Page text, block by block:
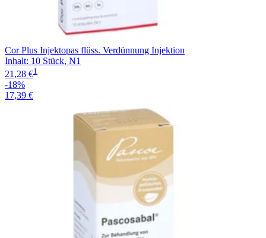
Cor Plus Injektopas flüss. Verdünnung Injektion
Inhalt: 10 Stück, N1
21,28 €1
-18%
17,39 €